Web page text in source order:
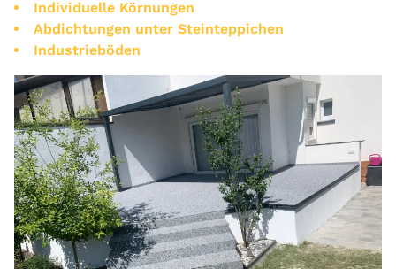
Individuelle Körnungen
Abdichtungen unter Steinteppichen
Industrieböden